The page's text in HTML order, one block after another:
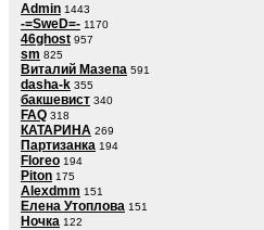
Admin 1443
-=SweD=- 1170
46ghost 957
sm 825
Виталий Мазепа 591
dasha-k 355
бакшевист 340
FAQ 318
КАТАРИНА 269
Партизанка 194
Floreo 194
Piton 175
Alexdmm 151
Елена Утоплова 151
Ночка 122